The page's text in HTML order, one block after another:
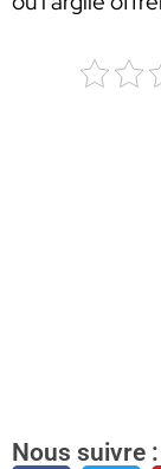
Nous suivre :